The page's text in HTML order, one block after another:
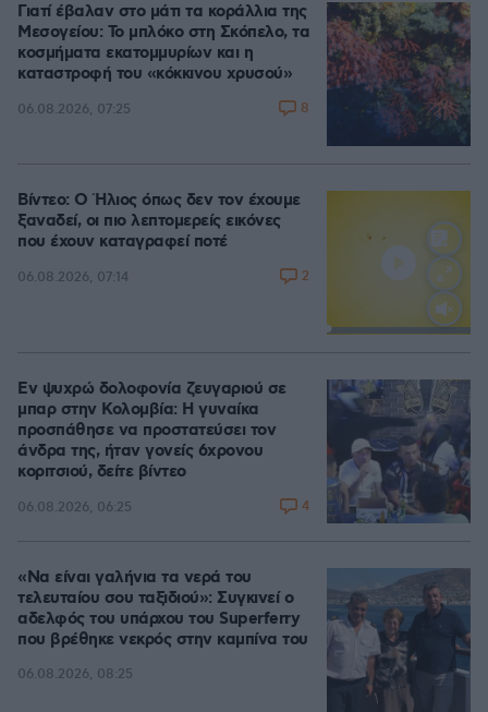
Γιατί έβαλαν στο μάτι τα κοράλλια της
Μεσογείου: Το μπλόκο στη Σκόπελο, τα
κοσμήματα εκατομμυρίων και η
καταστροφή του «κόκκινου χρυσού»
06.08.2026, 07:25 8
Loaded:
Βίντεο: Ο Ήλιος όπως δεν τον έχουμε
ξαναδεί, οι πιο λεπτομερείς εικόνες
που έχουν καταγραφεί ποτέ
06.08.2026, 07:14 2
Εν ψυχρώ δολοφονία ζευγαριού σε
μπαρ στην Κολομβία: Η γυναίκα
προσπάθησε να προστατεύσει τον
άνδρα της, ήταν γονείς 6χρονου
κοριτσιού, δείτε βίντεο
06.08.2026, 06:25 4
«Να είναι γαλήνια τα νερά του
τελευταίου σου ταξιδιού»: Συγκινεί ο
αδελφός του υπάρχου του Superferry
που βρέθηκε νεκρός στην καμπίνα του
06.08.2026, 08:25